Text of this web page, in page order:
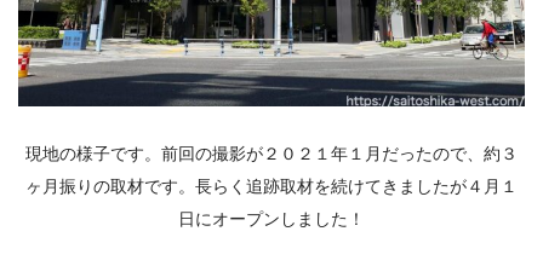
現地の様子です。前回の撮影が２０２１年１月だったので、約３
ヶ月振りの取材です。長らく追跡取材を続けてきましたが４月１
日にオープンしました！